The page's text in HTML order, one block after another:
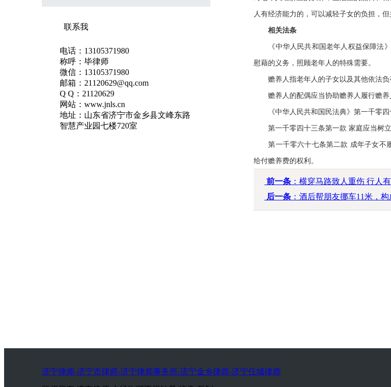
联系我
电话：13105371980
称呼：毕律师
微信：13105371980
邮箱：21120629@qq.com
Q Q：21120629
网站：www.jnls.cn
地址：山东省济宁市金乡县文峰东路
智慧产业园七楼720室
人有经济能力的，可以减轻子女的负担，
相关法条
《中华人民共和国老年人权益保障法》
慰藉的义务，照顾老年人的特殊需要。
赡养人指老年人的子女以及其他依法负
赡养人的配偶应当协助赡养人履行赡养
《中华人民共和国民法典》第一千零四
第一千零四十三条第一款 家庭应当树立
第一千零六十七条第二款 成年子女不
给付赡养费的权利。
前一条 ：横穿马路致人重伤 行人
后一条 ：酒后帮朋友挪车11米，
济宁律师-济宁市律师-济宁律师事务所-济宁金乡律师-济宁任城律师